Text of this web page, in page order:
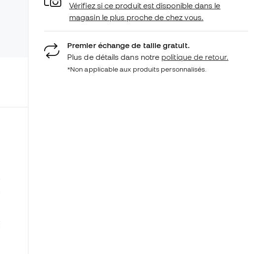
Vérifiez si ce produit est disponible dans le
magasin le plus proche de chez vous.
Premier échange de taille gratuit.
Plus de détails dans notre politique de retour.
*Non applicable aux produits personnalisés.